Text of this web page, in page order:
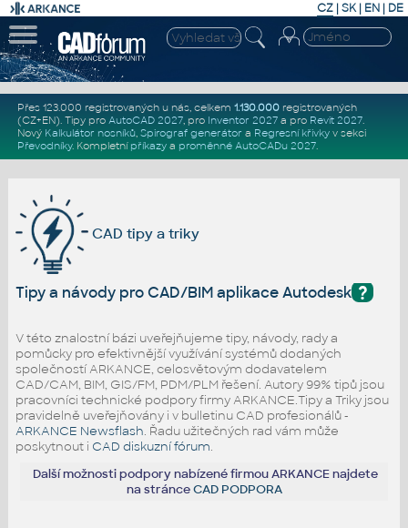
CZ | SK| EN | DE
Přes 123.000 registrovaných u nás, celkem 1.130.000registrovaných
(CZ+EN). Tipy pro AutoCAD 2027, pro Inventor 2027a pro Revit 2027.
Nový Kalkulátor nosníků, Spirograf generátor a Regresní křivkyv sekci
Převodníky. Kompletní příkazya proměnné AutoCADu 2027.
CAD tipy a triky
?
Tipy a návody pro CAD/BIM aplikace Autodesk
V této znalostní bázi uveřejňujeme tipy, návody, rady a
pomůcky pro efektivnější využívání systémů dodaných
společností ARKANCE, celosvětovým dodavatelem
CAD/CAM, BIM, GIS/FM, PDM/PLM řešení. Autory 99% tipů jsou
pracovníci technické podpory firmy ARKANCE.Tipy a Triky jsou
pravidelně uveřejňovány i v bulletinu CAD profesionálů -
ARKANCE Newsflash. Řadu užitečných rad vám může
poskytnout i CAD diskuzní fórum.
Další možnosti podpory nabízené firmou ARKANCE najdete
na stránceCAD PODPORA